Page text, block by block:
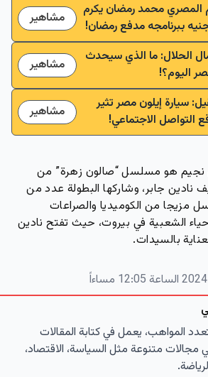
المصري محمد رمضان يكرم
مشاهير
الحلال: ما الذي سيحدث
اليوم؟!
مشاهير
سيارة إيلون مصر تثير
الاجتماعي!
مشاهير
نجيم هو مسلسل “صالون زهرة” من
نادين جابر، وشاركها البطولة عدد من
مزيجا من الكوميديا والصراعات
الشعبية في بيروت، حيث تفتح نادين
بالسيدات.
المواهب، يعمل في كتابة المقالات
مجالات متنوعة مثل السياسة، الاقتصاد،